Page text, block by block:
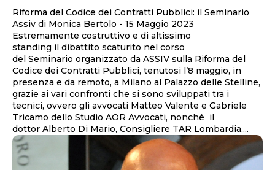
Riforma del Codice dei Contratti Pubblici: il Seminario
Assiv di Monica Bertolo - 15 Maggio 2023
Estremamente costruttivo e di altissimo
standing il dibattito scaturito nel corso
del Seminario organizzato da ASSIV sulla Riforma del
Codice dei Contratti Pubblici, tenutosi l’8 maggio, in
presenza e da remoto, a Milano al Palazzo delle Stelline,
grazie ai vari confronti che si sono sviluppati tra i
tecnici, ovvero gli avvocati Matteo Valente e Gabriele
Tricamo dello Studio AOR Avvocati, nonché il
dottor Alberto Di Mario, Consigliere TAR Lombardia,...